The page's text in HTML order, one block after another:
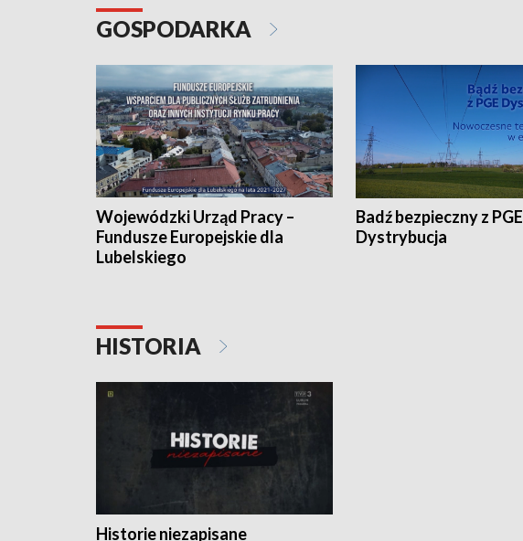
GOSPODARKA
Wojewódzki Urząd Pracy –
Fundusze Europejskie dla
Lubelskiego
Badź bezpieczny z PGE
Dystrybucja
HISTORIA
Historie niezapisane